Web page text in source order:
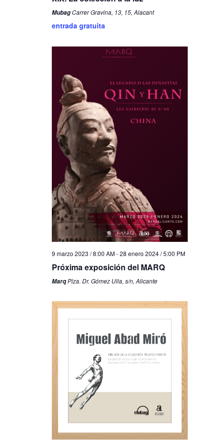
MubagCarrer Gravina, 13, 15, Alacant
entrada gratuita
9 marzo 2023 / 8:00 AM-28 enero 2024 / 5:00 PM
Próxima exposición del MARQ
MarqPlza. Dr. Gómez Ulla, s/n, Alicante